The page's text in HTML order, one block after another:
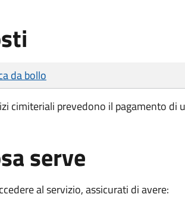
pagamento
da bollo
cimiteriali prevedono il pagamento di
serve
al servizio, assicurati di avere: